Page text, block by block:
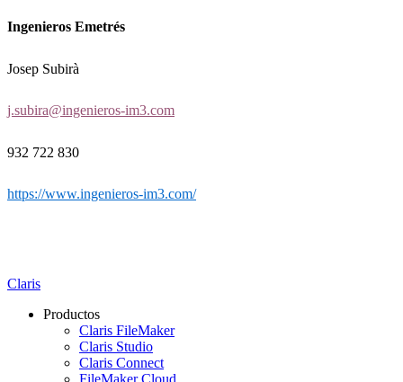
Ingenieros Emetrés
Josep Subirà
j.subira@ingenieros-im3.com
932 722 830
https://www.ingenieros-im3.com/
Claris
Productos
Claris FileMaker
Claris Studio
Claris Connect